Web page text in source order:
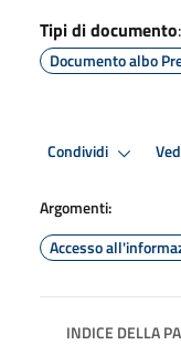
Tipi di documento:
Documento albo
Condividi
Argomenti:
Accesso
INDICE DELLA